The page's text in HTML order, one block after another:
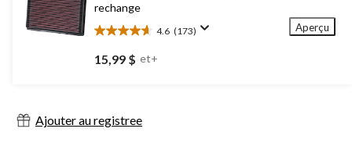
rechange
4.6 (173)
4.6
étoile(s)
sur
15,99 $ et+
Aperçu
Ajouter au registree